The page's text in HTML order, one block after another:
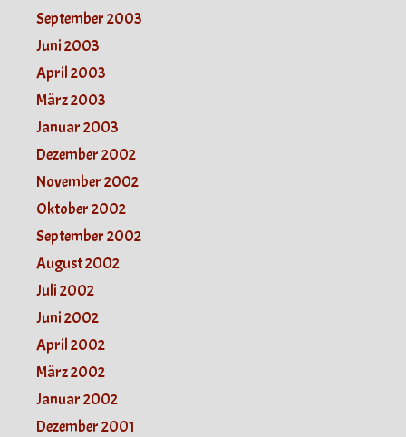
September 2003
Juni 2003
April 2003
März 2003
Januar 2003
Dezember 2002
November 2002
Oktober 2002
September 2002
August 2002
Juli 2002
Juni 2002
April 2002
März 2002
Januar 2002
Dezember 2001